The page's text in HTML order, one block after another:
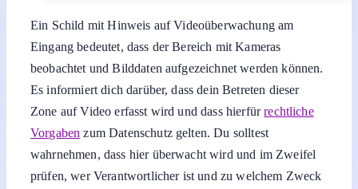
Eingang bedeutet, dass der Bereich mit Kameras
beobachtet und Bilddaten aufgezeichnet werden können.
Es informiert dich darüber, dass dein Betreten dieser
Zone auf Video erfasst wird und dass hierfürrechtliche
Vorgaben zum Datenschutz gelten. Du solltest
wahrnehmen, dass hier überwacht wird und im Zweifel
prüfen, wer Verantwortlicher ist und zu welchem Zweck
gefilmt wird.